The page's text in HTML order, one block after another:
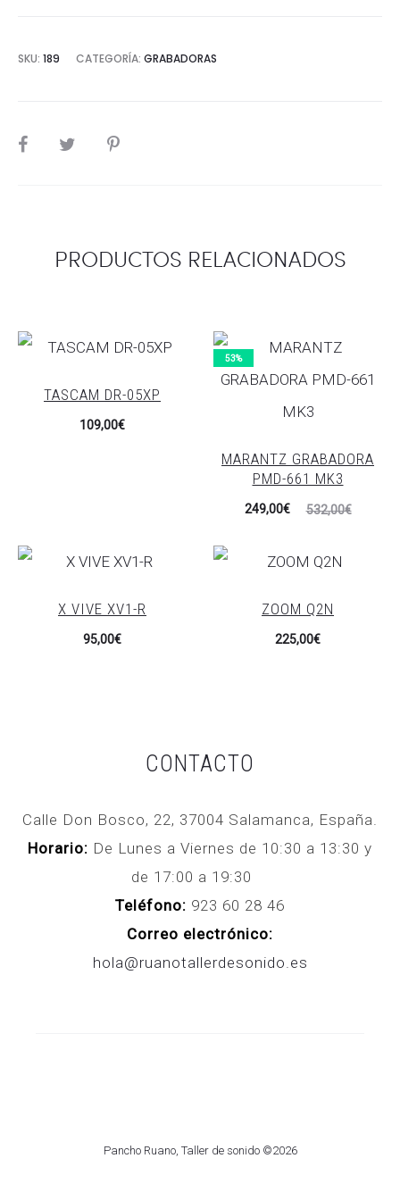
SKU: 189 CATEGORÍA: GRABADORAS
SHARE
PRODUCTOS RELACIONADOS
TASCAM DR-05XP
109,00€
53%
MARANTZ GRABADORA
PMD-661 MK3
532,00€
El
original
532,00€.
249,00€
El
actual
X VIVE XV1-R
95,00€
ZOOM Q2N
225,00€
CONTACTO
Calle Don Bosco, 22, 37004 Salamanca, España.
Horario: De Lunes a Viernes de 10:30 a 13:30 y
de 17:00 a 19:30
Teléfono: 923 60 28 46
Correo electrónico:
hola@ruanotallerdesonido.es
Pancho Ruano, Taller de sonido ©2026